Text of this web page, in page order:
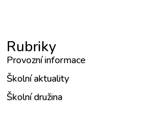
Rubriky
Provozní informace
Školní aktuality
Školní družina